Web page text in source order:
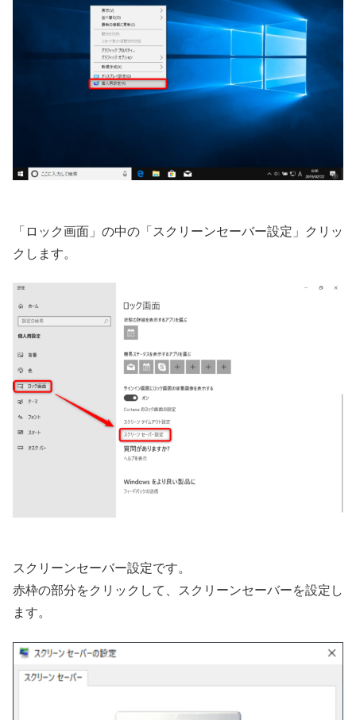
「ロック画面」の中の「スクリーンセーバー設定」クリッ
クします。
スクリーンセーバー設定です。
赤枠の部分をクリックして、スクリーンセーバーを設定し
ます。